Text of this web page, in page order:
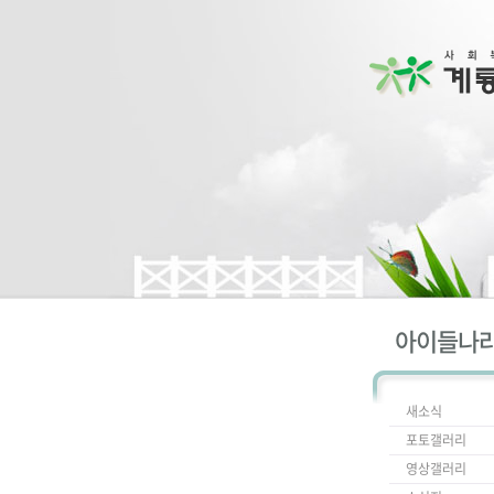
아이들나
새소식
포토갤러리
영상갤러리